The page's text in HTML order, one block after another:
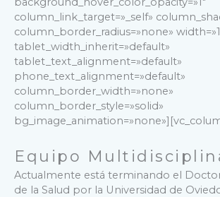
column_link_target=»_self»
column_border_radius=»none»
tablet_width_inherit=»default»
tablet_text_alignment=»default»
phone_text_alignment=»default»
column_border_width=»none»
column_border_style=»solid»
Equipo
Actualmente está terminando el
de la Salud por la Universidad de